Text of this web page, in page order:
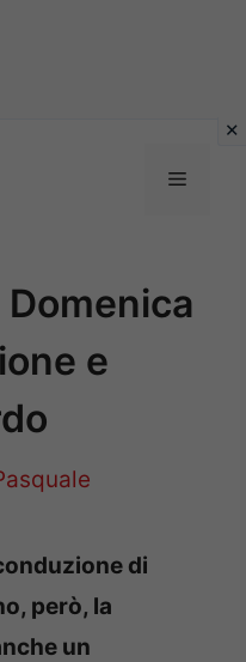
Menu
e
di
però, la
un